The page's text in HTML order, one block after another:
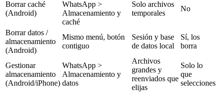
Borrar caché
(Android)
WhatsApp >
Almacenamiento y
caché
Solo archivos
temporales
No
Borrar datos /
almacenamiento
(Android)
Mismo menú, botón
contiguo
Sesión y base
de datos local
Sí, los
borra
Gestionar
almacenamiento
(Android/iPhone)
WhatsApp >
Almacenamiento y
datos
Archivos
grandes y
reenviados que
elijas
Solo lo
que
selecciones